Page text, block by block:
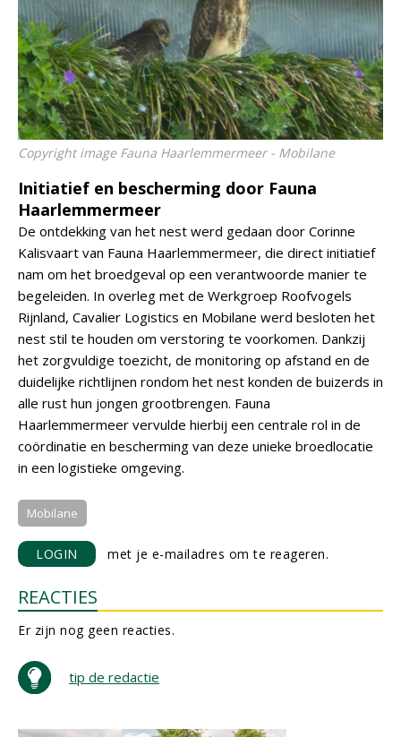
Copyright image Fauna Haarlemmermeer - Mobilane
Initiatief en bescherming door Fauna
Haarlemmermeer
De ontdekking van het nest werd gedaan door Corinne
Kalisvaart van Fauna Haarlemmermeer, die direct initiatief
nam om het broedgeval op een verantwoorde manier te
begeleiden. In overleg met de Werkgroep Roofvogels
Rijnland, Cavalier Logistics en Mobilane werd besloten het
nest stil te houden om verstoring te voorkomen. Dankzij
het zorgvuldige toezicht, de monitoring op afstand en de
duidelijke richtlijnen rondom het nest konden de buizerds in
alle rust hun jongen grootbrengen. Fauna
Haarlemmermeer vervulde hierbij een centrale rol in de
coördinatie en bescherming van deze unieke broedlocatie
in een logistieke omgeving.
Mobilane
LOGIN met je e-mailadres om te reageren.
REACTIES
Er zijn nog geen reacties.
tip de redactie